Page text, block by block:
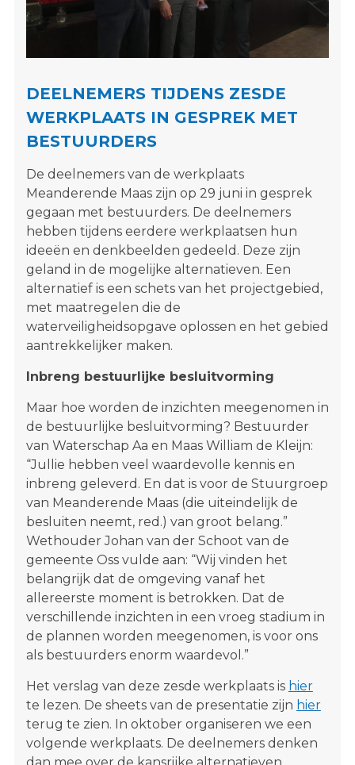
DEELNEMERS TIJDENS ZESDE
WERKPLAATS IN GESPREK MET
BESTUURDERS
De deelnemers van de werkplaats
Meanderende Maas zijn op 29 juni in gesprek
gegaan met bestuurders. De deelnemers
hebben tijdens eerdere werkplaatsen hun
ideeën en denkbeelden gedeeld. Deze zijn
geland in de mogelijke alternatieven. Een
alternatief is een schets van het projectgebied,
met maatregelen die de
waterveiligheidsopgave oplossen en het gebied
aantrekkelijker maken.
Inbreng bestuurlijke besluitvorming
Maar hoe worden de inzichten meegenomen in
de bestuurlijke besluitvorming? Bestuurder
van Waterschap Aa en Maas William de Kleijn:
“Jullie hebben veel waardevolle kennis en
inbreng geleverd. En dat is voor de Stuurgroep
van Meanderende Maas (die uiteindelijk de
besluiten neemt, red.) van groot belang.”
Wethouder Johan van der Schoot van de
gemeente Oss vulde aan: “Wij vinden het
belangrijk dat de omgeving vanaf het
allereerste moment is betrokken. Dat de
verschillende inzichten in een vroeg stadium in
de plannen worden meegenomen, is voor ons
als bestuurders enorm waardevol.”
Het verslag van deze zesde werkplaats is hier
te lezen. De sheets van de presentatie zijn hier
terug te zien. In oktober organiseren we een
volgende werkplaats. De deelnemers denken